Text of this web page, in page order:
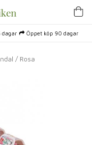
dagar Öppet köp 90 dagar
/ Rosa